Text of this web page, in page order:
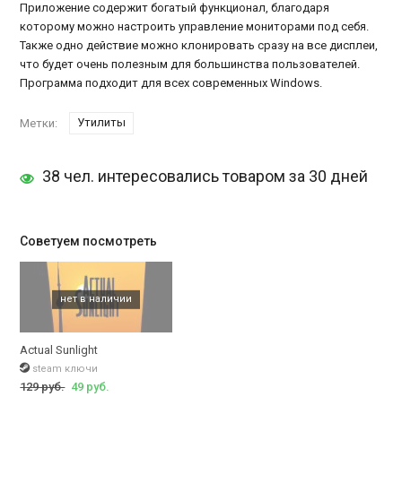
Приложение содержит богатый функционал, благодаря
которому можно настроить управление мониторами под себя.
Также одно действие можно клонировать сразу на все дисплеи,
что будет очень полезным для большинства пользователей.
Программа подходит для всех современных Windows.
Метки: Утилиты
38 чел. интересовались товаром за 30 дней
Советуем посмотреть
Actual Sunlight
steam ключи
129 руб. 49 руб.